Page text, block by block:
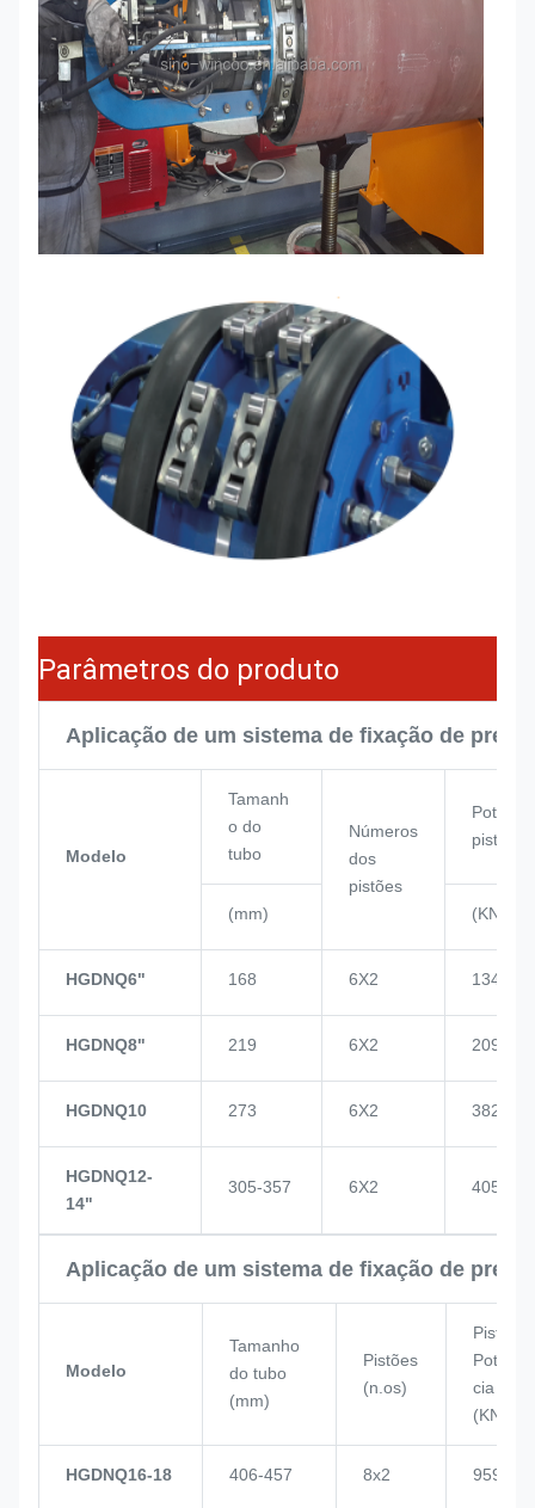
Parâmetros do produto
Aplicação de um sistema de fixação de
Modelo
Tamanh
o do
tubo
Números
dos
pistões
pistão
(mm) (KN)
HGDNQ6" 168 6X2 134
HGDNQ8" 219 6X2 209
HGDNQ10 273 6X2 382
HGDNQ12-
14"
305-357 6X2 405
Aplicação de um sistema de fixação de
Modelo
Tamanho
do tubo
(mm)
Pistões
(n.os)
Pistão
Potên
cia
(KN)
HGDNQ16-18 406-457 8x2 959